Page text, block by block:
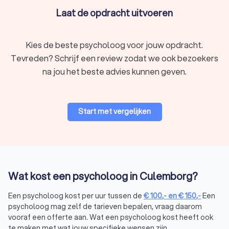
Culemborg?
Het inschakelen van een psycholoog in Culemborg biedt veel
voordelen. Een psycholoog in Culemborg helpt je niet alleen
bij het overwinnen van mentale uitdagingen, maar biedt ook
Deskundige hulp:psychologen in Culemborg hebben de
kennis en ervaring om complexe problemen aan te
Hoe vind je de juiste psycholoog in
Culemborg?
Laat de opdracht uitvoeren
Kies de beste psycholoog voor jouw opdracht.
Tevreden? Schrijf een review zodat we ook bezoekers
na jou het beste advies kunnen geven.
Start met vergelijken
Wat kost een psycholoog in Culemborg?
Een psycholoog kost per uur tussen de €100,- en€150,-Een
psycholoog mag zelf de tarieven bepalen, vraag daarom
vooraf een offerte aan. Wat een psycholoog kost heeft ook